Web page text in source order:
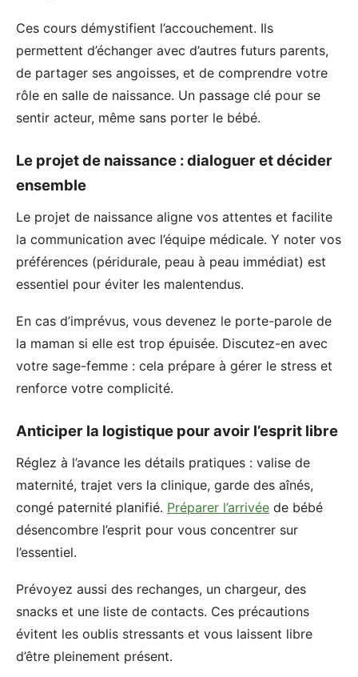
Ces cours démystifient l’accouchement. Ils
permettent d’échanger avec d’autres futurs parents,
de partager ses angoisses, et de comprendre votre
rôle en salle de naissance. Un passage clé pour se
sentir acteur, même sans porter le bébé.
Le projet de naissance : dialoguer et décider
ensemble
Le projet de naissance aligne vos attentes et facilite
la communication avec l’équipe médicale. Y noter vos
préférences (péridurale, peau à peau immédiat) est
essentiel pour éviter les malentendus.
En cas d’imprévus, vous devenez le porte-parole de
la maman si elle est trop épuisée. Discutez-en avec
votre sage-femme : cela prépare à gérer le stress et
renforce votre complicité.
Anticiper la logistique pour avoir l’esprit libre
Réglez à l’avance les détails pratiques : valise de
maternité, trajet vers la clinique, garde des aînés,
congé paternité planifié. Préparer l’arrivée de bébé
désencombre l’esprit pour vous concentrer sur
l’essentiel.
Prévoyez aussi des rechanges, un chargeur, des
snacks et une liste de contacts. Ces précautions
évitent les oublis stressants et vous laissent libre
d’être pleinement présent.